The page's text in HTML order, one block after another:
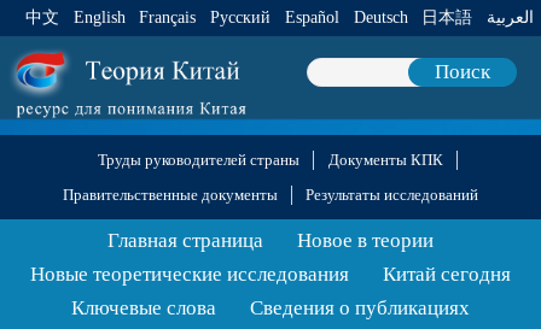
中文 English Français Pусский Español Deutsch 日本語 العربية
Поиск
Труды руководителей страны
Документы КПК
Правительственные документы
Результаты исследований
Главная страница
Новое в теории
Новые теоретические исследования
Китай сегодня
Ключевые слова
Сведения о публикациях